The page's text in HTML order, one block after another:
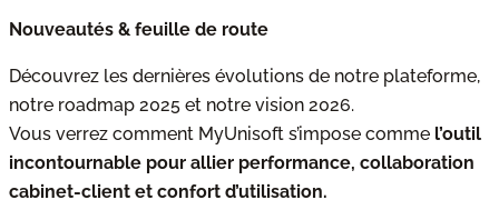
Nouveautés & feuille de route
Découvrez les dernières évolutions de notre plateforme,
notre roadmap 2025 et notre vision 2026.
Vous verrez comment MyUnisoft s’impose comme l’outil
incontournable pour allier performance, collaboration
cabinet-client et confort d’utilisation.